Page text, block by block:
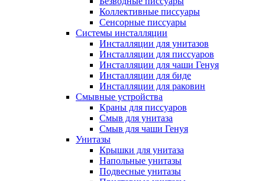
Коллективные писсуары
Сенсорные писсуары
Системы инсталляции
Инсталляции для унитазов
Инсталляции для писсуаров
Инсталляции для чаши Генуя
Инсталляции для биде
Инсталляции для раковин
Смывные устройства
Краны для писсуаров
Смыв для унитаза
Смыв для чаши Генуя
Унитазы
Крышки для унитаза
Напольные унитазы
Подвесные унитазы